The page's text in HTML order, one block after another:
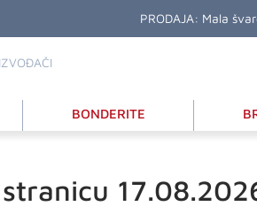
PRODAJA: Mala
BONDERITE